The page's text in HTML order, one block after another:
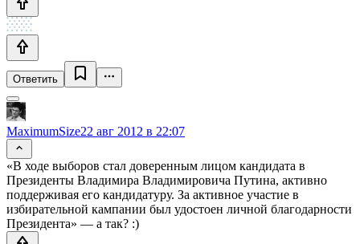
Ответить
MaximumSize22 авг 2012 в 22:07
«В ходе выборов стал доверенным лицом кандидата в
Президенты Владимира Владимировича Путина, активно
поддерживая его кандидатуру. За активное участие в
избирательной кампании был удостоен личной благодарности
Президента» — а так? :)